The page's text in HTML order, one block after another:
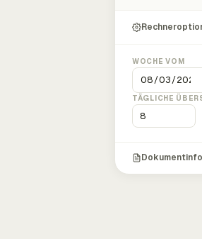
WOCHE VOM
TÄGLICHE